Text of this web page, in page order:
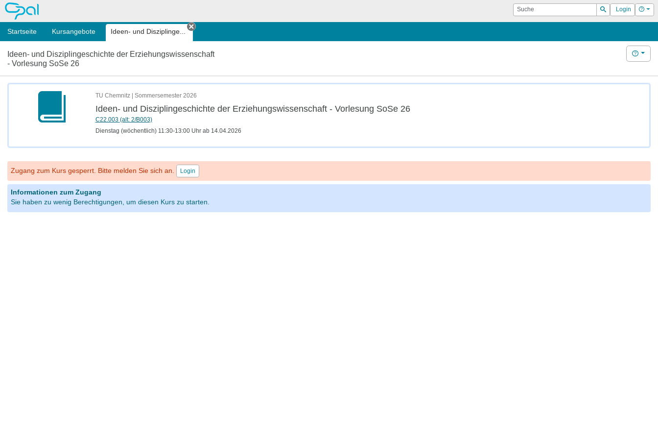
OPAL Suche
Suchen
Login Hilfe
Startseite Kursangebote Ideen- und Disziplinge...
Tab schließen
Ideen- und Disziplingeschichte der Erziehungswissenschaft
- Vorlesung SoSe 26
Hilfe
TU Chemnitz | Sommersemester 2026
Ideen- und Disziplingeschichte der Erziehungswissenschaft - Vorlesung SoSe 26
C22.003 (alt: 2/B003)
Dienstag (wöchentlich) 11:30-13:00 Uhr ab 14.04.2026
Zugang zum Kurs gesperrt. Bitte melden Sie sich an. Login
Informationen zum Zugang
Sie haben zu wenig Berechtigungen, um diesen Kurs zu starten.